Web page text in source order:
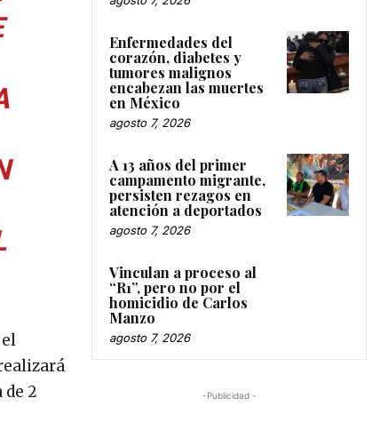
2
Enfermedades del
corazón, diabetes y
tumores malignos
encabezan las muertes
en México
agosto 7, 2026
A 13 años del primer
campamento migrante,
persisten rezagos en
atención a deportados
agosto 7, 2026
Vinculan a proceso al
“R1”, pero no por el
homicidio de Carlos
Manzo
agosto 7, 2026
-Publicidad -